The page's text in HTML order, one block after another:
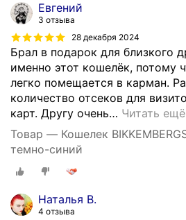
Евгений
3 отзыва
28 декабря 2024
Брал в подарок для близкого
именно этот кошелёк, потому
легко помещается в карман.
количество отсеков для
карт. Другу очень… Читать ещё
Товар — Кошелек
темно-синий
Наталья В.
4 отзыва